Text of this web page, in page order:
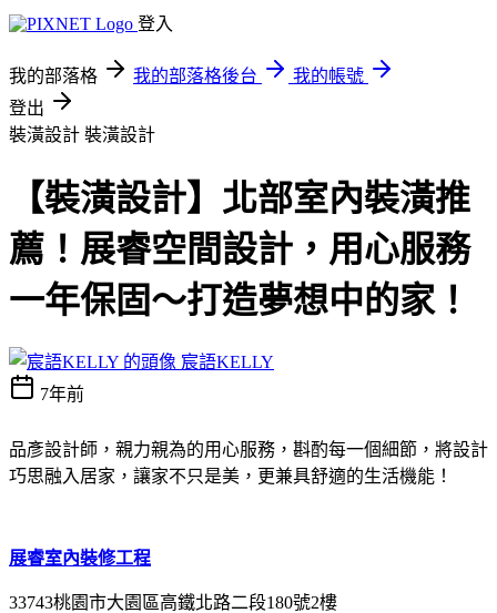
登入
我的部落格 我的部落格後台
我的帳號
登出
裝潢設計 裝潢設計
【裝潢設計】北部室內裝潢推
薦！展睿空間設計，用心服務
一年保固～打造夢想中的家！
宸語KELLY
7年前
品彥設計師，親力親為的用心服務，斟酌每一個細節，將設計
巧思融入居家，讓家不只是美，更兼具舒適的生活機能！
展睿室內裝修工程
33743桃園市大園區高鐵北路二段180號2樓